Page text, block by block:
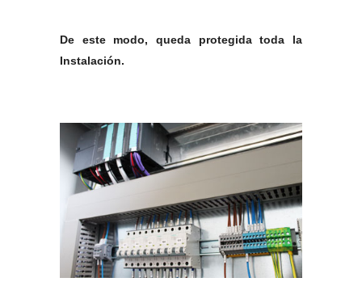
De este modo, queda protegida toda la
Instalación.